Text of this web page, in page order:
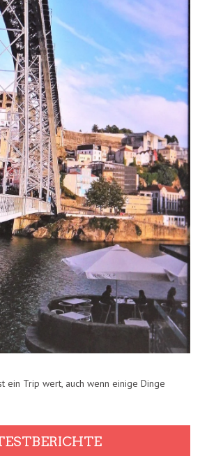
ein Trip wert, auch wenn einige Dinge